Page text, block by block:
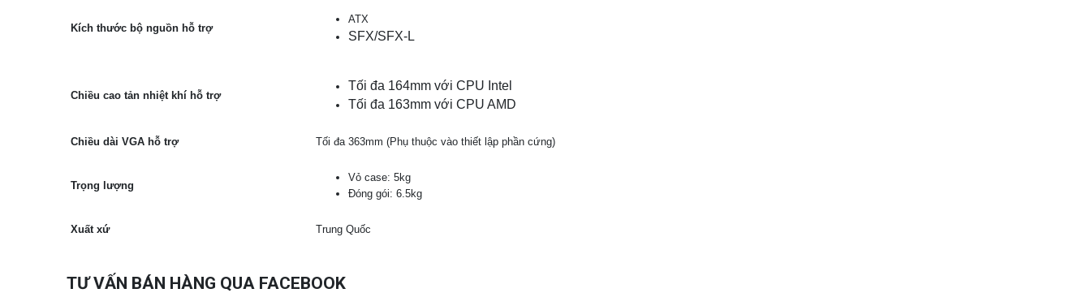
Kích thước bộ nguồn hỗ trợ
ATX
SFX/SFX-L
Chiều cao tản nhiệt khí hỗ trợ
Tối đa 164mm với CPU Intel
Tối đa 163mm với CPU AMD
Chiều dài VGA hỗ trợ Tối đa 363mm (Phụ thuộc vào thiết lập phần cứng)
Trọng lượng
Vỏ case: 5kg
Đóng gói: 6.5kg
Xuất xứ Trung Quốc
TƯ VẤN BÁN HÀNG QUA FACEBOOK